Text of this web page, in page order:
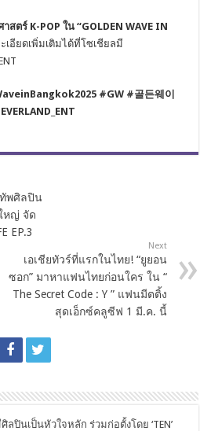
าสตร์ K-POP ใน “GOLDEN WAVE IN
เอียดเพิ่มเติมได้ที่โซเชียลมี
#GW #골든웨이
ทัพศิลปิน
หญ่ จัด
EP.3
Next
เอเชียทัวร์ที่แรกในไทย! “ยูยอน
ซอก” มาหาแฟนไทยก่อนใคร ใน “
The Secret Code : Y ” แฟนมีตติ้ง
สุดเอ็กซ์คลูซีฟ 1 มี.ค. นี้
ปินเป็นหัวใจหลัก ร่วมก่อตั้งโดย ‘TEN’